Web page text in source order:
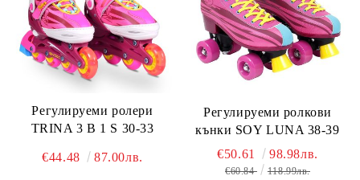
Регулируеми ролери
TRINA 3 В 1 S 30-33
€44.48 87.00лв.
Регулируеми ролкови
кънки SOY LUNA 38-39
€50.61 98.98лв.
€60.84 118.99лв.